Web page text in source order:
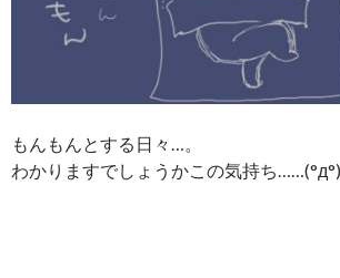
もんもんとする日々…。
わかりますでしょうかこの気持ち